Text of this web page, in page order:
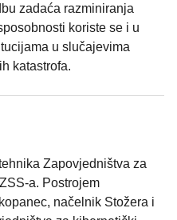
zadaća razminiranja
koriste se i u
u slučajevima
katastrofa.
Zapovjedništva za
a. Postrojem
načelnik Stožera i